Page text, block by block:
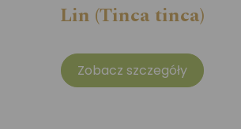
Lin (Tinca tinca)
Zobacz szczegóły